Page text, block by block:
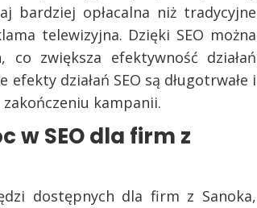
bardziej opłacalna niż tradycyjne
telewizyjna. Dzięki SEO można
zwiększa efektywność działań
działań SEO są długotrwałe i
kampanii.
w SEO dla firm z
dostępnych dla firm z Sanoka,